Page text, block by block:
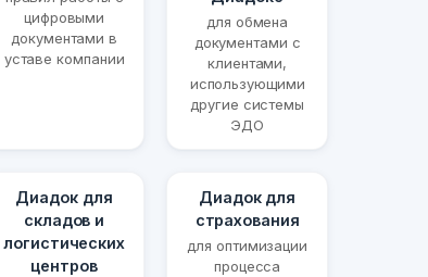
цифровыми
документами в
уставе компании
для обмена
документами с
клиентами,
использующими
другие системы
ЭДО
Диадок для
складов и
логистических
центров
Диадок для
страхования
для оптимизации
процесса